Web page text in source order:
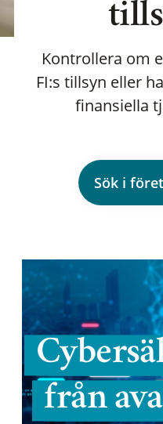
Kontrollera om
FI:s tillsyn eller
finansiella
Sök i
från